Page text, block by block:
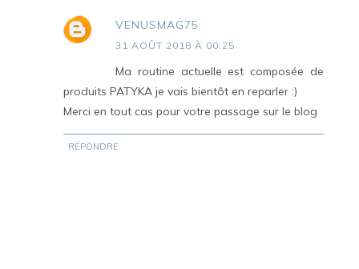
VENUSMAG75
31 AOÛT 2018 À 00:25
Ma routine actuelle est composée de
produits PATYKA je vais bientôt en reparler :)
Merci en tout cas pour votre passage sur le blog
RÉPONDRE